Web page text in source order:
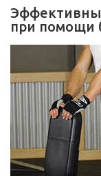
при помощи